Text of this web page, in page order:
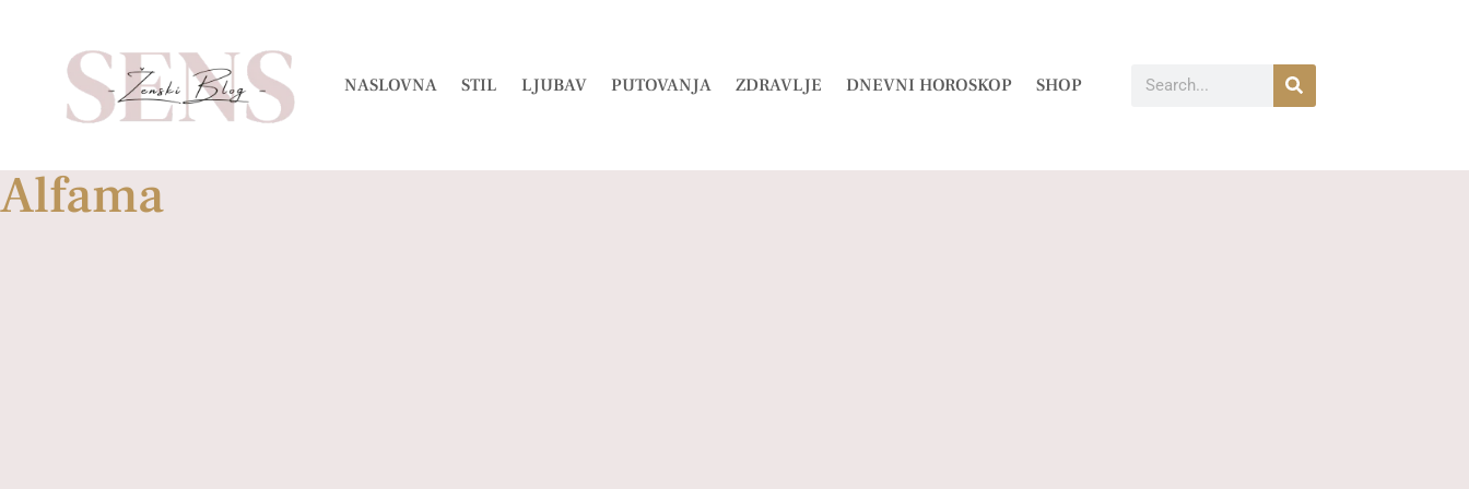
NASLOVNA STIL LJUBAV PUTOVANJA ZDRAVLJE DNEVNI HOROSKOP SHOP
Alfama